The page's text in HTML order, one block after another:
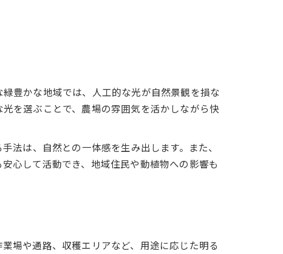
豊かな地域では、人工的な光が自然景観を損な
を選ぶことで、農場の雰囲気を活かしながら快
法は、自然との一体感を生み出します。また、
心して活動でき、地域住民や動植物への影響も
場や通路、収穫エリアなど、用途に応じた明る